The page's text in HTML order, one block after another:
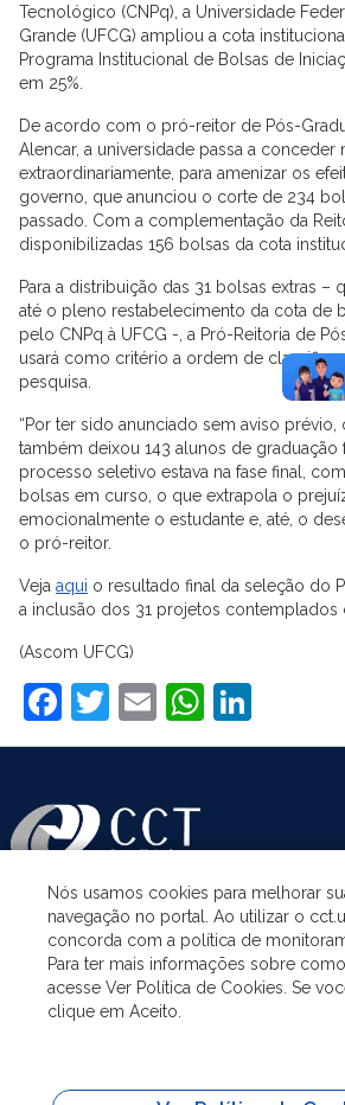
Tecnológico (CNPq), a Universidade
Grande (UFCG) ampliou a cota
Programa Institucional de Bolsas de
em 25%.
De acordo com o pró-reitor de Pós-
Alencar, a universidade passa a conceder
extraordinariamente, para amenizar os
governo, que anunciou o corte de 234
passado. Com a complementação da
disponibilizadas 156 bolsas da cota
Para a distribuição das 31 bolsas extras –
até o pleno restabelecimento da cota de
pelo CNPq à UFCG -, a Pró-Reitoria de
usará como critério a ordem de
pesquisa.
“Por ter sido anunciado sem aviso
também deixou 143 alunos de graduação
processo seletivo estava na fase final,
bolsas em curso, o que extrapola o
emocionalmente o estudante e, até, o
o pró-reitor.
Veja aqui o resultado final da seleção do
a inclusão dos 31 projetos contemplados
(Ascom UFCG)
Facebook
Twitter
Email
ASSUNTOS
ACESSO À INFORMAÇÃO
Nós usamos cookies para melhorar
navegação no portal. Ao utilizar o
concorda com a política de
Para ter mais informações sobre
acesse Ver Política de Cookies. Se
clique em Aceito.